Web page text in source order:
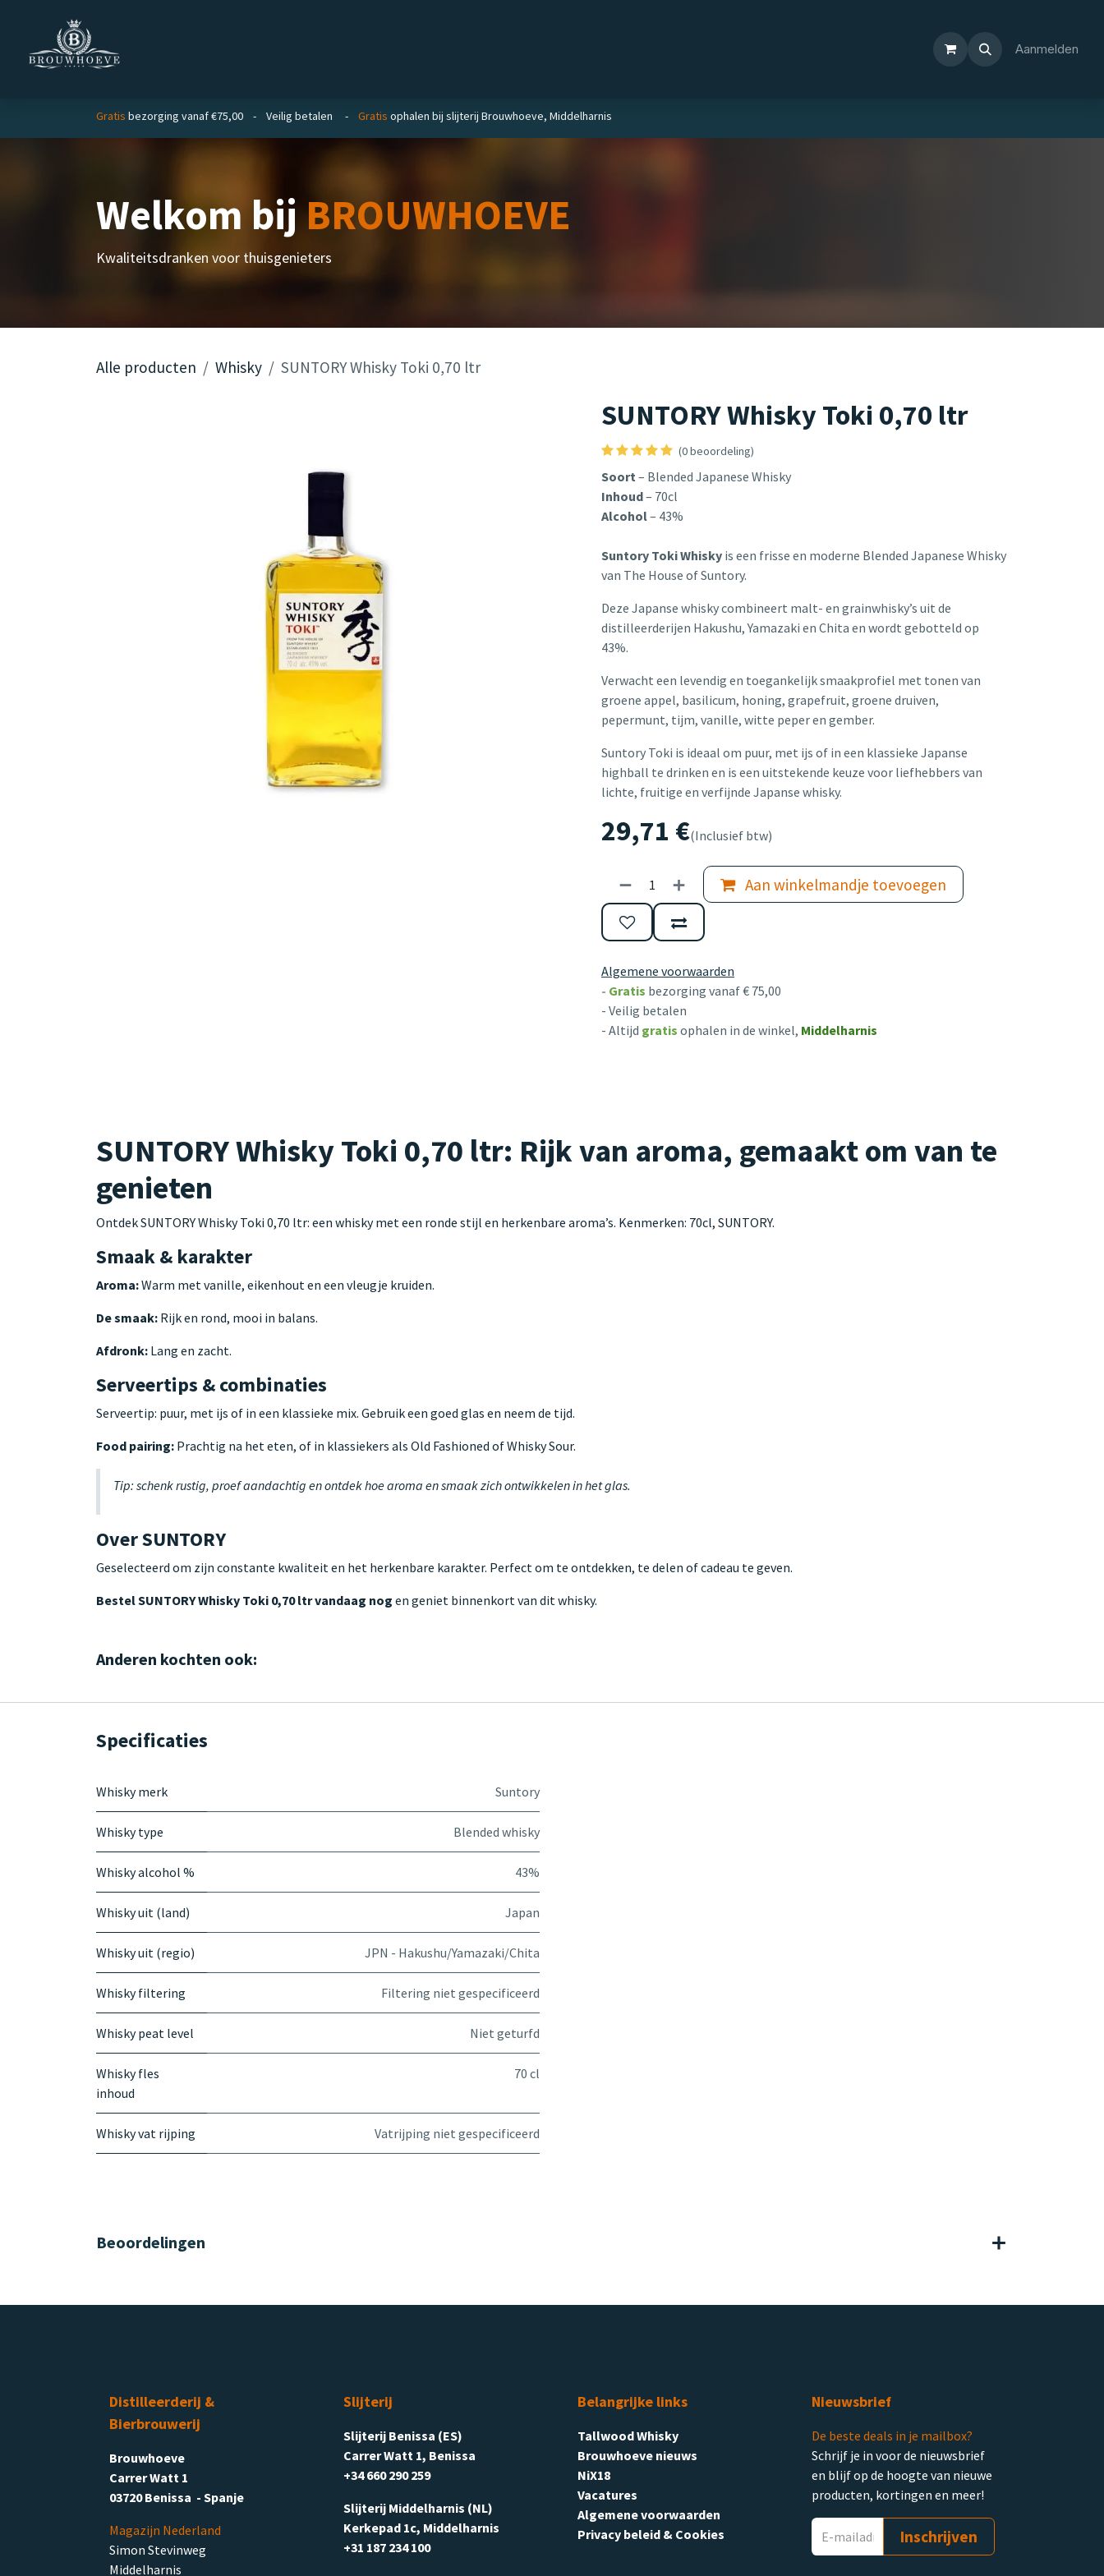
Aanmelden
Gratis bezorging vanaf €75,00 - Veilig betalen - Gratis ophalen bij slijterij Brouwhoeve, Middelharnis
Welkom bijBROUWHOEVE
Kwaliteitsdranken voor thuisgenieters
Alle producten Whisky SUNTORY Whisky Toki 0,70 ltr
SUNTORY Whisky Toki 0,70 ltr
(0 beoordeling)
Soort– Blended Japanese Whisky
Inhoud– 70cl
Alcohol– 43%
Suntory Toki Whisky is een frisse en moderne Blended Japanese Whisky
van The House of Suntory.
Deze Japanse whisky combineert malt- en grainwhisky’s uit de
distilleerderijen Hakushu, Yamazaki en Chita en wordt gebotteld op
43%.
Verwacht een levendig en toegankelijk smaakprofiel met tonen van
groene appel, basilicum, honing, grapefruit, groene druiven,
pepermunt, tijm, vanille, witte peper en gember.
Suntory Toki is ideaal om puur, met ijs of in een klassieke Japanse
highball te drinken en is een uitstekende keuze voor liefhebbers van
lichte, fruitige en verfijnde Japanse whisky.
29,71 €(Inclusief btw)
Aan winkelmandje toevoegen
Algemene voorwaarden
- Gratis bezorging vanaf € 75,00
- Veilig betalen
- Altijd gratis ophalen in de winkel, Middelharnis
SUNTORY Whisky Toki 0,70 ltr: Rijk van aroma, gemaakt om van te
genieten
Ontdek SUNTORY Whisky Toki 0,70 ltr: een whisky met een ronde stijl en herkenbare aroma’s. Kenmerken: 70cl, SUNTORY.
Smaak & karakter
Aroma:Warm met vanille, eikenhout en een vleugje kruiden.
De smaak: Rijk en rond, mooi in balans.
Afdronk: Lang en zacht.
Serveertips & combinaties
Serveertip: puur, met ijs of in een klassieke mix. Gebruik een goed glas en neem de tijd.
Food pairing: Prachtig na het eten, of in klassiekers als Old Fashioned of Whisky Sour.
Tip: schenk rustig, proef aandachtig en ontdek hoe aroma en smaak zich ontwikkelen in het glas.
Over SUNTORY
Geselecteerd om zijn constante kwaliteit en het herkenbare karakter. Perfect om te ontdekken, te delen of cadeau te geven.
Bestel SUNTORY Whisky Toki 0,70 ltr vandaag nog en geniet binnenkort van dit whisky.
Anderen kochten ook:
Specificaties
Whisky merk Suntory
Whisky type Blended whisky
Whisky alcohol % 43%
Whisky uit (land) Japan
Whisky uit (regio) JPN - Hakushu/Yamazaki/Chita
Whisky filtering Filtering niet gespecificeerd
Whisky peat level Niet geturfd
Whisky fles
inhoud
70 cl
Whisky vat rijping Vatrijping niet gespecificeerd
Beoordelingen
Distilleerderij &
Bierbrouwerij
Brouwhoeve
Carrer Watt 1
03720 Benissa - Spanje
Magazijn Nederland
Simon Stevinweg
Middelharnis
Slijterij
Slijterij Benissa (ES)
Carrer Watt 1, Benissa
+34 660 290 259
Slijterij Middelharnis (NL)
Kerkepad 1c, Middelharnis
+31 187 234 100
Belangrijke links
Tallwood Whisky
Brouwhoeve nieuws
NiX18
Vacatures
Algemene voorwaarden
Privacy beleid & Cookies
Nieuwsbrief
De beste deals in je mailbox?
Schrijf je in voor de nieuwsbrief
en blijf op de hoogte van nieuwe
producten, kortingen en meer!
Inschrijven